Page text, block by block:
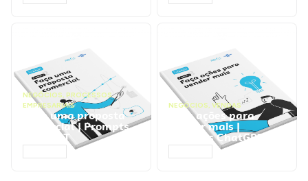
NEGÓCIOS, PROCESSOS
EMPRESARIAIS
Faça uma proposta
comercial | Prompts
ChatGPT
NEGÓCIOS, VENDAS
Faça ações para
vender mais |
Prompts ChatGPT